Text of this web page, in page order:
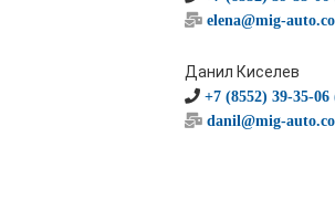
elena@mig-
Данил Киселев
+7 (8552) 39-35-06
danil@mig-